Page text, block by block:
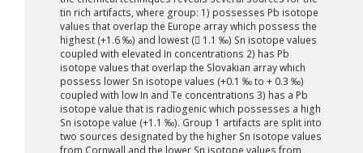
tin rich artifacts, where group: 1) possesses Pb isotope
values that overlap the Europe array which possess the
highest (+1.6 ‰) and lowest (􀀀 1.1 ‰) Sn isotope values
coupled with elevated In concentrations 2) has Pb
isotope values that overlap the Slovakian array which
possess lower Sn isotope values (+0.1 ‰ to + 0.3 ‰)
coupled with low In and Te concentrations 3) has a Pb
isotope value that is radiogenic which possesses a high
Sn isotope value (+1.1 ‰). Group 1 artifacts are split into
two sources designated by the higher Sn isotope values
from Cornwall and the lower Sn isotope values from